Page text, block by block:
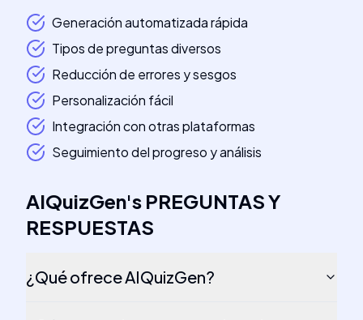
Generación automatizada rápida
Tipos de preguntas diversos
Reducción de errores y sesgos
Personalización fácil
Integración con otras plataformas
Seguimiento del progreso y análisis
AIQuizGen's PREGUNTAS Y
RESPUESTAS
¿Qué ofrece AIQuizGen?